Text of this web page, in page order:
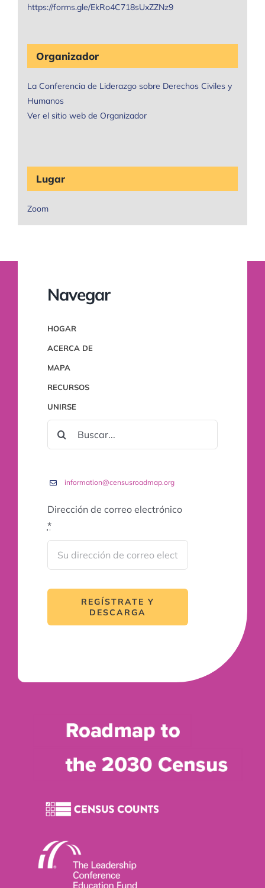
https://forms.gle/EkRo4C718sUxZZNz9
Organizador
La Conferencia de Liderazgo sobre Derechos Civiles y
Humanos
Ver el sitio web de Organizador
Lugar
Zoom
Navegar
HOGAR
ACERCA DE
MAPA
RECURSOS
UNIRSE
information@censusroadmap.org
Dirección de correo electrónico
*
REGÍSTRATE Y
DESCARGA